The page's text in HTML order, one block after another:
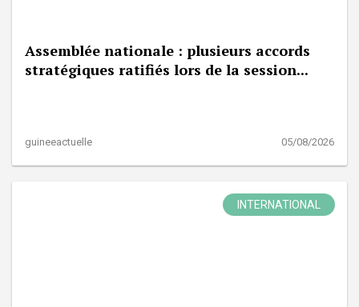
Assemblée nationale : plusieurs accords
stratégiques ratifiés lors de la session...
guineeactuelle 05/08/2026
INTERNATIONAL